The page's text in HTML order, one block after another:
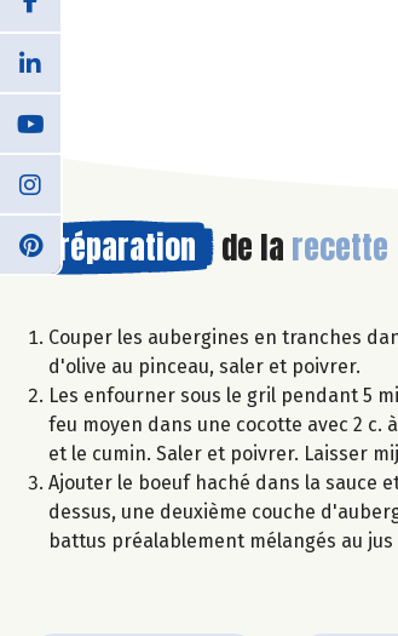
Préparation de la recette
Couper les aubergines en tranches
d'olive au pinceau, saler et poivrer.
Les enfourner sous le gril pendant 5
feu moyen dans une cocotte avec 2
et le cumin. Saler et poivrer. Laisser
Ajouter le boeuf haché dans la sauce
dessus, une deuxième couche
battus préalablement mélangés au